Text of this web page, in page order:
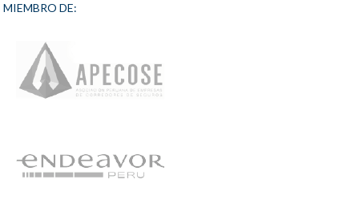
MIEMBRO DE: